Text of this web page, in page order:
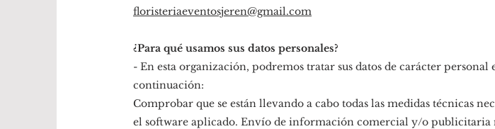
floristeriaeventosjeren@gmail.com
¿Para qué usamos sus datos personales?
- En esta organización, podremos tratar sus datos de carácter
continuación:
Comprobar que se están llevando a cabo todas las medidas técnicas
el software aplicado. Envío de información comercial y/o publicitaria